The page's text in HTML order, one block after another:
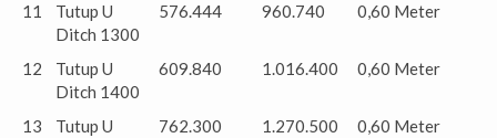
11
Tutup U
Ditch 1300
576.444 960.740 0,60 Meter
12
Tutup U
Ditch 1400
609.840 1.016.400 0,60 Meter
13
Tutup U
762.300 1.270.500 0,60 Meter